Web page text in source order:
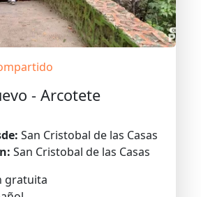
- Arcotete
San Cristobal de las Casas
San Cristobal de las Casas
gratuita